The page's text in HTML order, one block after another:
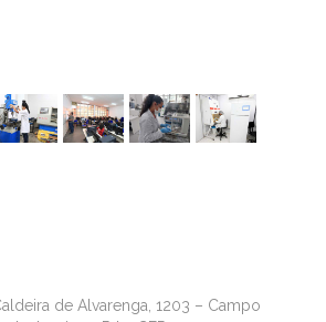
de Alvarenga, 1203 – Campo